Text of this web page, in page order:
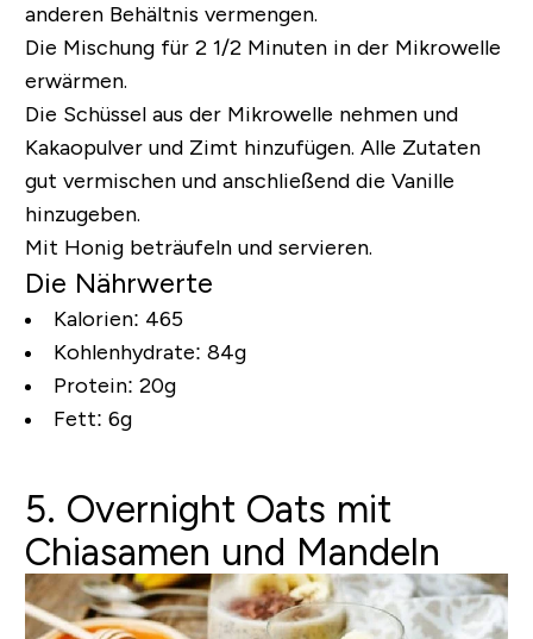
anderen Behältnis vermengen.
Die Mischung für 2 1/2 Minuten in der Mikrowelle
erwärmen.
Die Schüssel aus der Mikrowelle nehmen und
Kakaopulver und Zimt hinzufügen. Alle Zutaten
gut vermischen und anschließend die Vanille
hinzugeben.
Mit Honig beträufeln und servieren.
Die Nährwerte
Kalorien: 465
Kohlenhydrate: 84g
Protein: 20g
Fett: 6g
5. Overnight Oats mit
Chiasamen und Mandeln